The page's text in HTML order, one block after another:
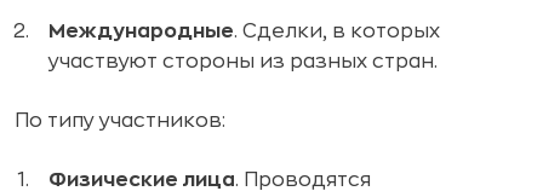
Международные. Сделки, в которых
участвуют стороны из разных стран.
По типу участников:
Физические лица. Проводятся